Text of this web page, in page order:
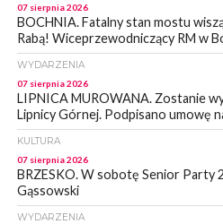
07 sierpnia 2026
BOCHNIA. Fatalny stan mostu
Rabą! Wiceprzewodniczący RM w
WYDARZENIA
07 sierpnia 2026
LIPNICA MUROWANA. Zostanie
Lipnicy Górnej. Podpisano umowę
KULTURA
07 sierpnia 2026
BRZESKO. W sobotę Senior Party
Gąssowski
WYDARZENIA